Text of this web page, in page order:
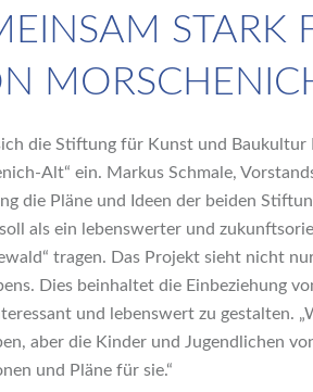
STARK
die Stiftung für Kunst und
Alt“ ein. Markus Schmale,
die Pläne und Ideen der beiden
als ein lebenswerter und
tragen. Das Projekt sieht nicht
Dies beinhaltet die Einbeziehung
und lebenswert zu gestalten.
aber die Kinder und Jugendlichen
und Pläne für sie.“